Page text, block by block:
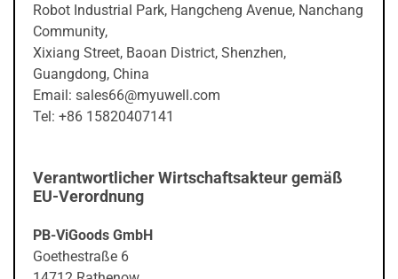
Robot Industrial Park, Hangcheng Avenue, Nanchang
Community,
Xixiang Street, Baoan District, Shenzhen,
Guangdong, China
Email: sales66@myuwell.com
Tel: +86 15820407141
Verantwortlicher Wirtschaftsakteur gemäß
EU-Verordnung
PB-ViGoods GmbH
Goethestraße 6